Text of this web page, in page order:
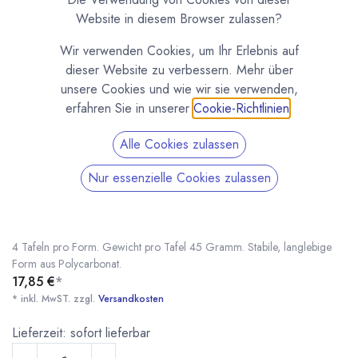
Tafelform „Best Mum Ever“ (12055CW)
4 Tafeln pro Form. Gewicht pro Tafel 45 Gramm. Stabile, langlebige
Form aus Polycarbonat.
17,85 €*
* inkl. MwST. zzgl. Versandkosten
Lieferzeit: sofort lieferbar
Website in diesem Browser zulassen?
Wir verwenden Cookies, um Ihr Erlebnis auf
dieser Website zu verbessern. Mehr über
unsere Cookies und wie wir sie verwenden,
erfahren Sie in unserer Cookie-Richtlinien
Alle Cookies zulassen
Nur essenzielle Cookies zulassen